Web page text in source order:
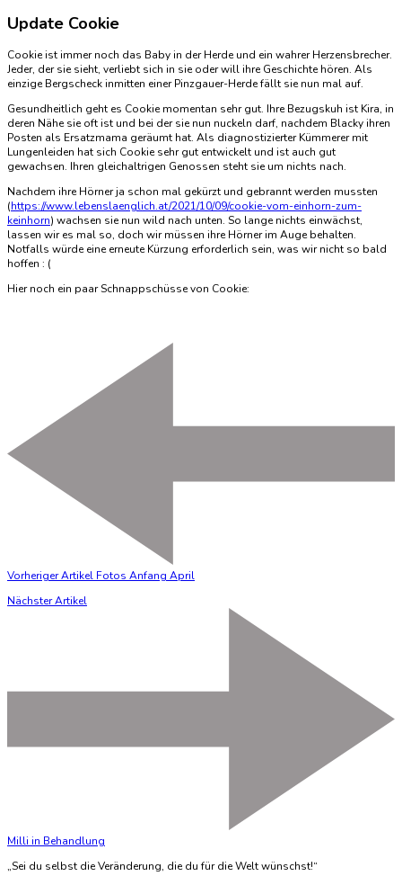
Update Cookie
Cookie ist immer noch das Baby in der Herde und ein wahrer Herzensbrecher.
Jeder, der sie sieht, verliebt sich in sie oder will ihre Geschichte hören. Als
einzige Bergscheck inmitten einer Pinzgauer-Herde fällt sie nun mal auf.
Gesundheitlich geht es Cookie momentan sehr gut. Ihre Bezugskuh ist Kira, in
deren Nähe sie oft ist und bei der sie nun nuckeln darf, nachdem Blacky ihren
Posten als Ersatzmama geräumt hat. Als diagnostizierter Kümmerer mit
Lungenleiden hat sich Cookie sehr gut entwickelt und ist auch gut
gewachsen. Ihren gleichaltrigen Genossen steht sie um nichts nach.
Nachdem ihre Hörner ja schon mal gekürzt und gebrannt werden mussten
(https://www.lebenslaenglich.at/2021/10/09/cookie-vom-einhorn-zum-
keinhorn) wachsen sie nun wild nach unten. So lange nichts einwächst,
lassen wir es mal so, doch wir müssen ihre Hörner im Auge behalten.
Notfalls würde eine erneute Kürzung erforderlich sein, was wir nicht so bald
hoffen : (
Hier noch ein paar Schnappschüsse von Cookie:
Vorheriger Artikel Fotos Anfang April
Nächster Artikel
Milli in Behandlung
„Sei du selbst die Veränderung, die du für die Welt wünschst!“